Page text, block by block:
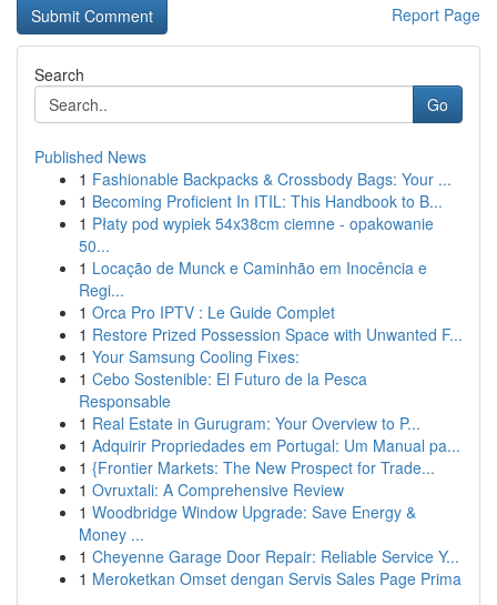
Report Page
Search
Go
Published News
1 Fashionable Backpacks & Crossbody Bags: Your ...
1 Becoming Proficient In ITIL: This Handbook to B...
1 Płaty pod wypiek 54x38cm ciemne - opakowanie
50...
1 Locação de Munck e Caminhão em Inocência e
Regi...
1 Orca Pro IPTV : Le Guide Complet
1 Restore Prized Possession Space with Unwanted F...
1 Your Samsung Cooling Fixes:
1 Cebo Sostenible: El Futuro de la Pesca
Responsable
1 Real Estate in Gurugram: Your Overview to P...
1 Adquirir Propriedades em Portugal: Um Manual pa...
1 {Frontier Markets: The New Prospect for Trade...
1 Ovruxtali: A Comprehensive Review
1 Woodbridge Window Upgrade: Save Energy &
Money ...
1 Cheyenne Garage Door Repair: Reliable Service Y...
1 Meroketkan Omset dengan Servis Sales Page Prima